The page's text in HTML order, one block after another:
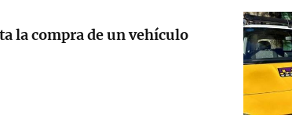
la compra de un vehículo